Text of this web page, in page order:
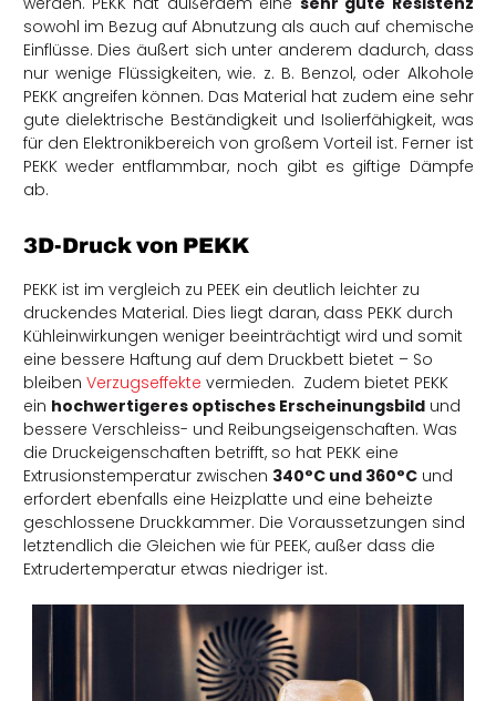
sowohl im Bezug auf Abnutzung als auch auf chemische
Einflüsse. Dies äußert sich unter anderem dadurch, dass
nur wenige Flüssigkeiten, wie. z. B. Benzol, oder Alkohole
PEKK angreifen können. Das Material hat zudem eine sehr
gute dielektrische Beständigkeit und Isolierfähigkeit, was
für den Elektronikbereich von großem Vorteil ist. Ferner ist
PEKK weder entflammbar, noch gibt es giftige Dämpfe
ab.
3D-Druck von PEKK
PEKK ist im vergleich zu PEEK ein deutlich leichter zu
druckendes Material. Dies liegt daran, dass PEKK durch
Kühleinwirkungen weniger beeinträchtigt wird und somit
eine bessere Haftung auf dem Druckbett bietet – So
bleiben Verzugseffekte vermieden. Zudem bietet PEKK
ein hochwertigeres optisches Erscheinungsbildund
bessere Verschleiss- und Reibungseigenschaften. Was
die Druckeigenschaften betrifft, so hat PEKK eine
Extrusionstemperatur zwischen 340°C und 360°Cund
erfordert ebenfalls eine Heizplatte und eine beheizte
geschlossene Druckkammer. Die Voraussetzungen sind
letztendlich die Gleichen wie für PEEK, außer dass die
Extrudertemperatur etwas niedriger ist.